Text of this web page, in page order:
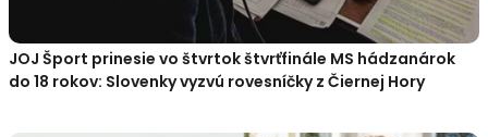
JOJ Šport prinesie vo štvrtok štvrťfinále MS hádzanárok
do 18 rokov: Slovenky vyzvú rovesníčky z Čiernej Hory